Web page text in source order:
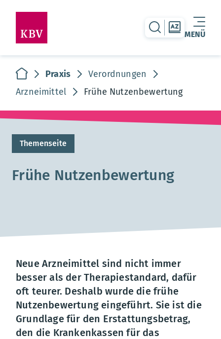
MENÜ
Warenkorb leer
zur Suche-Seite
zur
zur Startseite
Praxis
Verordnungen
Arzneimittel
Frühe Nutzenbewertung
Themenseite
Frühe Nutzenbewertung
Neue Arzneimittel sind nicht immer
besser als der Therapiestandard, dafür
oft teurer. Deshalb wurde die frühe
Nutzenbewertung eingeführt. Sie ist die
Grundlage für den Erstattungsbetrag,
den die Krankenkassen für das